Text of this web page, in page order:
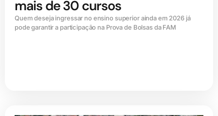
mais de 30 cursos
Quem deseja ingressar no ensino superior ainda em 2026 já
pode garantir a participação na Prova de Bolsas da FAM